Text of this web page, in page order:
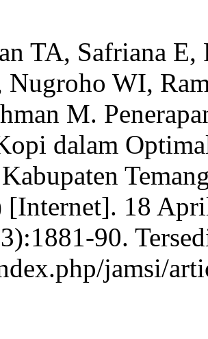
TA, Safriana
Nugroho WI,
M.
dalam
18
90.
jamsi/